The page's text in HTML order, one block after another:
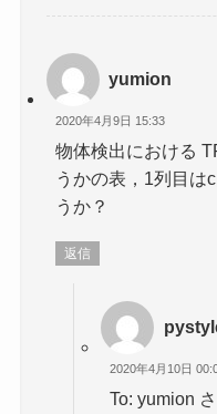
yumion
2020年4月9日 15:33
物体検出における
うかの表，1列目は
うか？
返信
2020年4月10日
To: yumion